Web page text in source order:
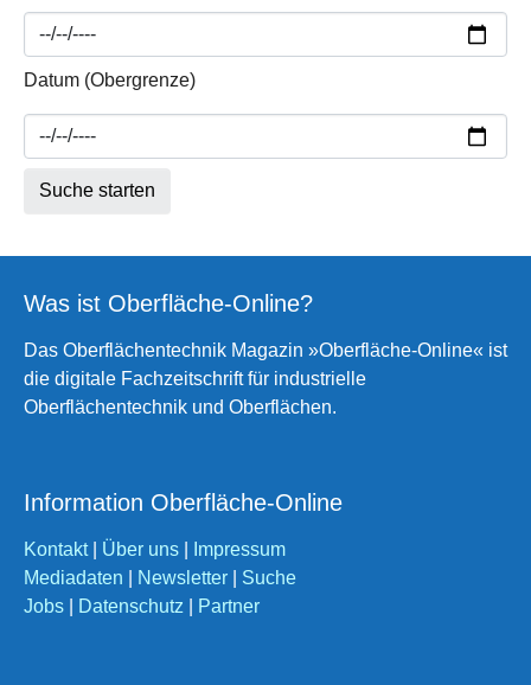
Datum (Obergrenze)
Was ist Oberfläche-Online?
Das Oberflächentechnik Magazin »Oberfläche-Online« ist
die digitale Fachzeitschrift für industrielle
Oberflächentechnik und Oberflächen.
Information Oberfläche-Online
Kontakt| Über uns
Impressum
Mediadaten
Newsletter
Suche
Jobs
Datenschutz Partner